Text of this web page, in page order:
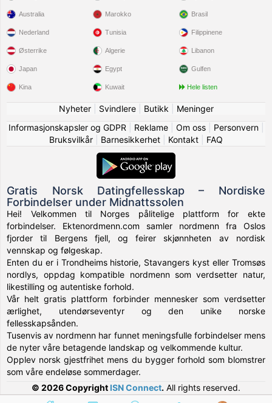
Australia
Nederland
Østerrike
Japan
Kina
Marokko
Tunisia
Algerie
Egypt
Kuwait
Brasil
Filippinene
Libanon
Gulfen
Hele listen
Nyheter| Svindlere| Butikk
Meninger
Informasjonskapsler og GDPR
Reklame| Om oss| Personvern|
Bruksvilkår
Barnesikkerhet Kontakt FAQ
Gratis Norsk Datingfellesskap – Nordiske
Forbindelser under Midnattssolen
Hei! Velkommen til Norges pålitelige plattform for ekte
forbindelser. Ektenordmenn.com samler nordmenn fra Oslos
fjorder til Bergens fjell, og feirer skjønnheten av nordisk
vennskap og følgeskap.
Enten du er i Trondheims historie, Stavangers kyst eller Tromsøs
nordlys, oppdag kompatible nordmenn som verdsetter natur,
likestilling og autentiske forhold.
Vår helt gratis plattform forbinder mennesker som verdsetter
ærlighet, utendørseventyr og den unike norske
fellesskapsånden.
Tusenvis av nordmenn har funnet meningsfulle forbindelser mens
de nyter våre betagende landskap og velkommende kultur.
Opplev norsk gjestfrihet mens du bygger forhold som blomstrer
som våre endeløse sommerdager.
© 2026 Copyright ISN Connect. All rights reserved.